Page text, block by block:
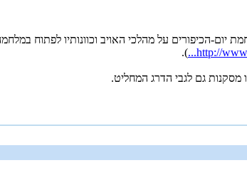
הכיפורים על מהלכי האויב וכוונותיו לפתוח
http://
).
גם לגבי הדרג המחליט.